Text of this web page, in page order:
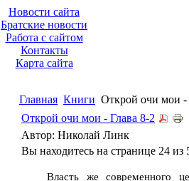
Новости сайта
Братские новости
Работа с сайтом
Контакты
Карта сайта
Главная Книги Открой очи мои -
Открой очи мои - Глава 8-2
Автор: Николай Линк
Вы находитесь на странице 24 из
Власть же современного